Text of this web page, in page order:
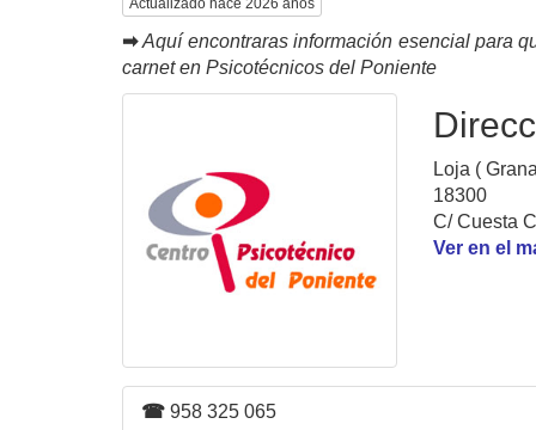
➡ Aquí encontraras información esencial para
carnet en Psicotécnicos del Poniente
Loja (
18300
C/ Cuesta
Ver en el
☎ 958 325 065